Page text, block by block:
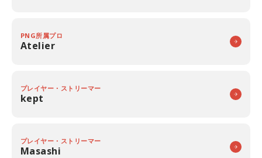
PNG所属プロ
Atelier
プレイヤー・ストリーマー
kept
プレイヤー・ストリーマー
Masashi